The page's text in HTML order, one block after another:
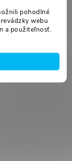
pohodlné
webu
a použiteľnosť.